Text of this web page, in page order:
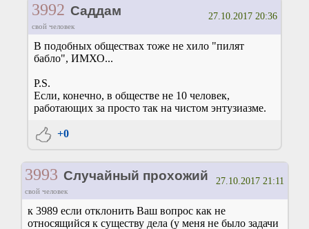
3992 Саддам
свой человек
27.10.2017 20:36
В подобных обществах тоже не хило "пилят
бабло", ИМХО...
P.S.
Если, конечно, в обществе не 10 человек,
работающих за просто так на чистом энтузиазме.
+0
3993 Случайный прохожий
свой человек
27.10.2017 21:11
к 3989 если отклонить Ваш вопрос как не
относящийся к существу дела (у меня не было задачи